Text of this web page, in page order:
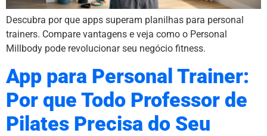
Descubra por que apps superam planilhas para personal
trainers. Compare vantagens e veja como o Personal
Millbody pode revolucionar seu negócio fitness.
App para Personal Trainer:
Por que Todo Professor de
Pilates Precisa do Seu